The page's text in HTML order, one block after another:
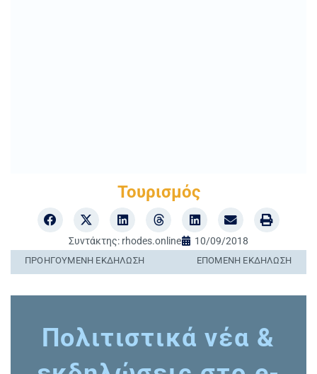
Τουρισμός
Συντάκτης: rhodes.online 10/09/2018
ΠΡΟΗΓΟΎΜΕΝΗ ΕΚΔΉΛΩΣΗ ΕΠΌΜΕΝΗ ΕΚΔΉΛΩΣΗ
Πολιτιστικά νέα &